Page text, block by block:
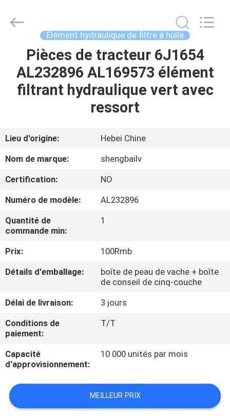
MAISON
PRODUITS
AU
DE
NOUS
VISITE
D'USINE
DE
QUALITÉ
CONTACTEZ-
NOUS
NOUVELLES
Élément hydraulique de filtre à huile
Pièces de tracteur 6J1654
AL232896 AL169573 élément
filtrant hydraulique vert avec
ressort
Lieu d'origine:
Hebei Chine
Nom de marque:
shengbailv
Certification:
NO
Numéro de modèle:
AL232896
Quantité de
commande min:
1
Prix:
100Rmb
Détails d'emballage:
boîte de peau de vache + boîte
de conseil de cinq-couche
Délai de livraison:
3 jours
Conditions de
paiement:
T/T
Capacité
d'approvisionnement:
10 000 unités par mois
MEILLEUR PRIX